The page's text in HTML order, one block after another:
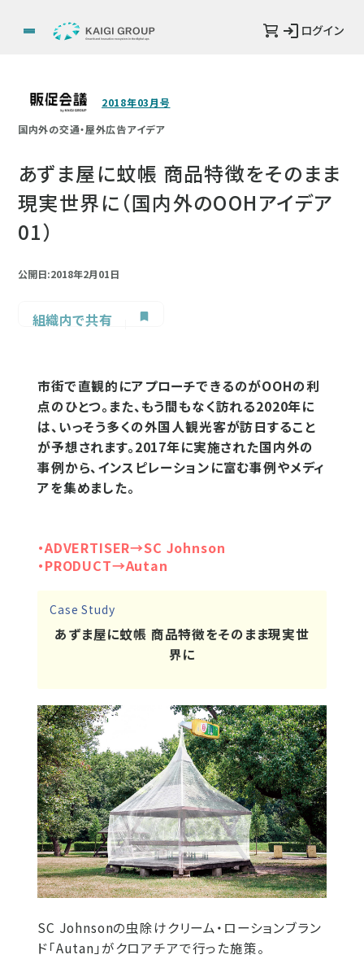
ログイン
2018年03月号
国内外の交通・屋外広告アイデア
あずま屋に蚊帳 商品特徴をそのまま
現実世界に（国内外のOOHアイデア
01）
公開日:2018年2月01日
組織内で共有
市街で直観的にアプローチできるのがOOHの利
点のひとつ。また、もう間もなく訪れる2020年に
は、いっそう多くの外国人観光客が訪日すること
が予想されます。2017年に実施された国内外の
事例から、インスピレーションに富む事例やメディ
アを集めました。
・ADVERTISER→SC Johnson
・PRODUCT→Autan
Case Study
あずま屋に蚊帳 商品特徴をそのまま現実世
界に
SC Johnsonの虫除けクリーム・ローションブラン
ド「Autan」がクロアチアで行った施策。